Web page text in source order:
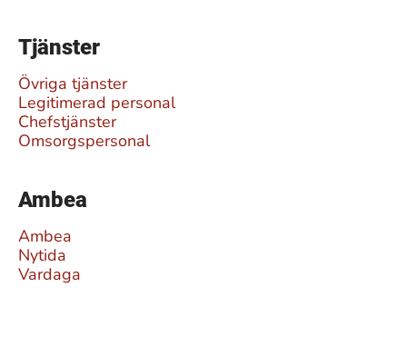
Tjänster
Övriga tjänster
Legitimerad personal
Chefstjänster
Omsorgspersonal
Ambea
Ambea
Nytida
Vardaga